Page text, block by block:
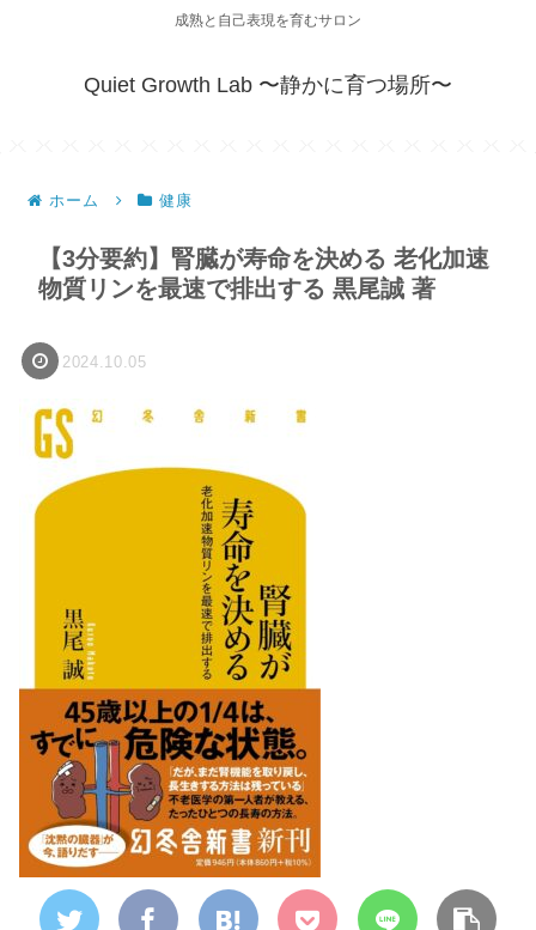
成熟と自己表現を育むサロン
Quiet Growth Lab 〜静かに育つ場所〜
ホーム 健康
【3分要約】腎臓が寿命を決める 老化加速
物質リンを最速で排出する 黒尾誠 著
2024.10.05